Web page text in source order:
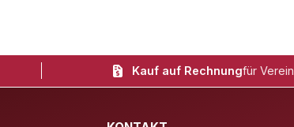
Kauf auf Rechnungfür